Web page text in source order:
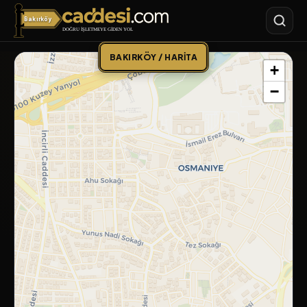
Bakırköy
Caddesi.com
BAKIRKÖY / HARITA
+
−